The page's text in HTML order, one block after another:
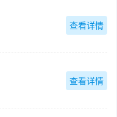
查看详情
查看详情